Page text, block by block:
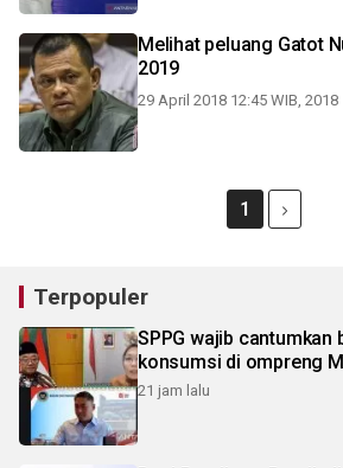
Melihat peluang Gatot
2019
29 April 2018 12:45 WIB, 2018
1
Terpopuler
SPPG wajib cantumkan
konsumsi di ompreng
21 jam lalu